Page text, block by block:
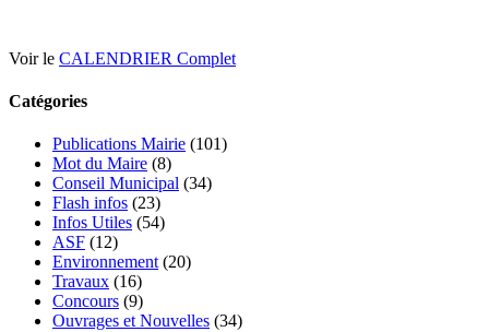
Voir le CALENDRIER Complet
Catégories
Publications Mairie (101)
Mot du Maire (8)
Conseil Municipal (34)
Flash infos (23)
Infos Utiles (54)
ASF (12)
Environnement (20)
Travaux (16)
Concours (9)
Ouvrages et Nouvelles (34)